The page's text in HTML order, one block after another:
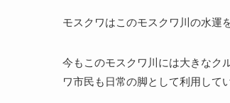
モスクワはこのモスクワ川の水運
今もこのモスクワ川には大きなク
ワ市民も日常の脚として利用して